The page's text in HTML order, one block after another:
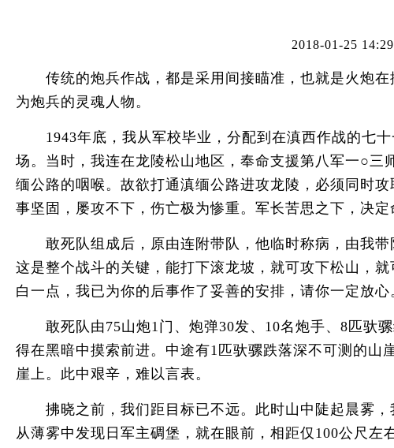
2018-01-25
传统的炮兵作战，都是采用间接瞄准，也就是火炮在
为炮兵的灵魂人物。
1943年底，我从军校毕业，分配到在滇西作战的七十
场。当时，我连在龙陵松山地区，奉命支援第八军一○
缅公路的咽喉。故欲打通滇缅公路进攻龙陵，必须同时
事坚固，屡攻不下，伤亡极为惨重。军长苦思之下，决
敢死队组成后，原由连附带队，他临时称病，由我带
这是整个战斗的关键，能打下滚龙坡，就可攻下松山，
白一点，我已为你的后事作了妥善的安排，请你一定放心
敢死队由75山炮1门、炮弹30发、10名炮手、8匹驮骡
得在黑暗中摸索前进。中途有1匹驮骡跌落深不可测的
崖上。此中艰辛，难以言表。
拂晓之前，我们距目标已不远。此时山中陡起晨雾，
从薄雾中发现日军主碉堡，就在眼前，相距仅100公尺